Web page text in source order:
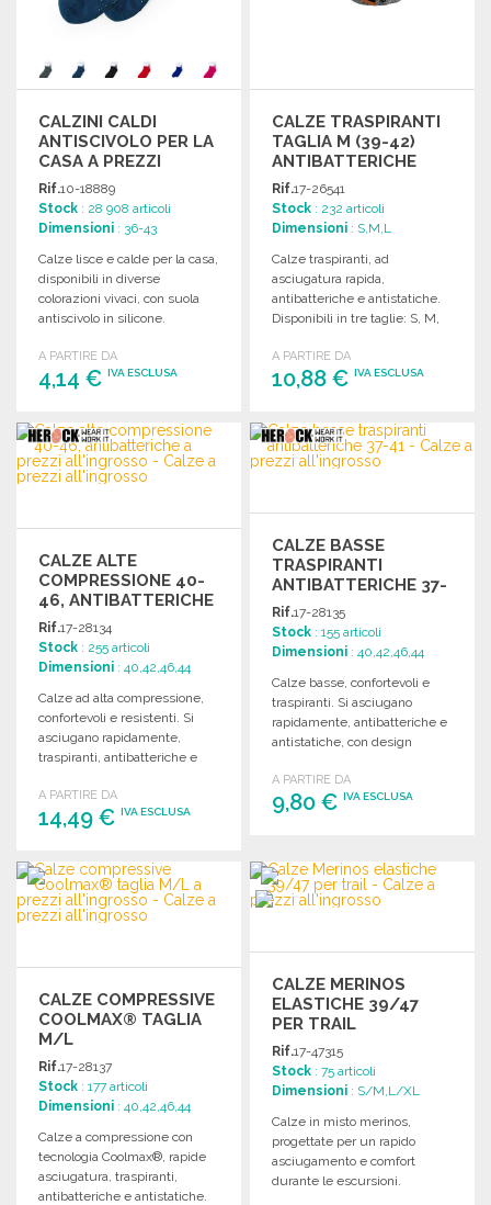
CALZINI CALDI
ANTISCIVOLO PER LA
CASA A PREZZI
ALL'INGROSSO
Rif.10-18889
Stock : 28 908 articoli
Dimensioni : 36-43
Calze lisce e calde per la casa,
disponibili in diverse
colorazioni vivaci, con suola
antiscivolo in silicone.
A PARTIRE DA
4,14 € IVA ESCLUSA
ORDINARE
Richiedi un preventivo
CALZE TRASPIRANTI
TAGLIA M (39-42)
ANTIBATTERICHE
Rif.17-26541
Stock : 232 articoli
Dimensioni : S,M,L
Calze traspiranti, ad
asciugatura rapida,
antibatteriche e antistatiche.
Disponibili in tre taglie: S, M,
A PARTIRE DA
10,88 €IVA ESCLUSA
ORDINARE
Richiedi un preventivo
CALZE ALTE
COMPRESSIONE 40-
46, ANTIBATTERICHE
Rif.17-28134
Stock : 255 articoli
Dimensioni : 40,42,46,44
Calze ad alta compressione,
confortevoli e resistenti. Si
asciugano rapidamente,
traspiranti, antibatteriche e
preformati.
A PARTIRE DA
14,49 € IVA ESCLUSA
ORDINARE
Richiedi un preventivo
CALZE BASSE
TRASPIRANTI
ANTIBATTERICHE 37-
41 A PREZZI
ALL'INGROSSO
Rif.17-28135
Stock : 155 articoli
Dimensioni : 40,42,46,44
Calze basse, confortevoli e
traspiranti. Si asciugano
rapidamente, antibatteriche e
antistatiche, con design
vestibilità.
A PARTIRE DA
9,80 €IVA ESCLUSA
Richiedi un preventivo
CALZE COMPRESSIVE
COOLMAX® TAGLIA
M/L
Rif.17-28137
Stock : 177 articoli
Dimensioni : 40,42,46,44
Calze a compressione con
tecnologia Coolmax®, rapide
asciugatura, traspiranti,
antibatteriche e antistatiche.
CALZE MERINOS
ELASTICHE 39/47
PER TRAIL
Rif.17-47315
Stock : 75 articoli
Dimensioni : S/M,L/XL
Calze in misto merinos,
progettate per un rapido
asciugamento e comfort
durante le escursioni.